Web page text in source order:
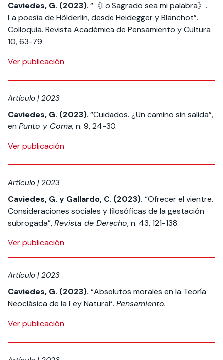
Caviedes, G. (2023). “《Lo Sagrado sea mi palabra》.
La poesía de Hölderlin, desde Heidegger y Blanchot”.
Colloquia. Revista Académica de Pensamiento y Cultura
10, 63-79.
Ver publicación
Artículo | 2023
Caviedes, G. (2023). “Cuidados. ¿Un camino sin salida”,
en Punto y Coma, n. 9, 24-30.
Ver publicación
Artículo | 2023
Caviedes, G. y Gallardo, C. (2023). “Ofrecer el vientre.
Consideraciones sociales y filosóficas de la gestación
subrogada”,Revista de Derecho, n. 43, 121-138.
Ver publicación
Artículo | 2023
Caviedes, G. (2023). “Absolutos morales en la Teoría
Neoclásica de la Ley Natural”. Pensamiento.
Ver publicación